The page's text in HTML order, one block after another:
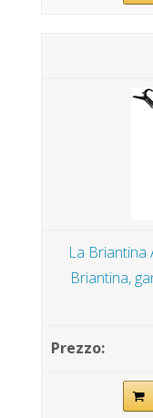
La Briantina
Briantina,